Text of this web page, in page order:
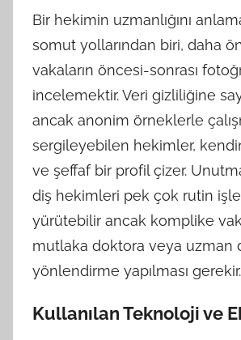
Bir hekimin uzmanlığını
somut yollarından biri, daha
vakaların öncesi-sonrası
incelemektir. Veri gizliliğine
ancak anonim örneklerle
sergileyebilen hekimler,
ve şeffaf bir profil çizer.
diş hekimleri pek çok rutin
yürütebilir ancak komplike
mutlaka doktora veya uzman
yönlendirme yapılması gerekir.
Kullanılan Teknoloji ve